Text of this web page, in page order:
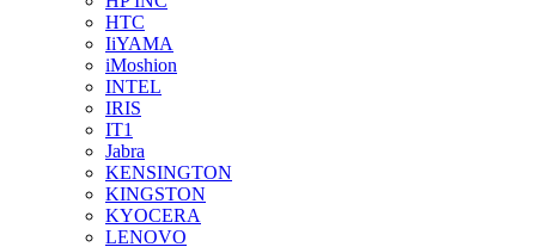
HTC
IiYAMA
iMoshion
INTEL
IRIS
IT1
Jabra
KENSINGTON
KINGSTON
KYOCERA
LENOVO